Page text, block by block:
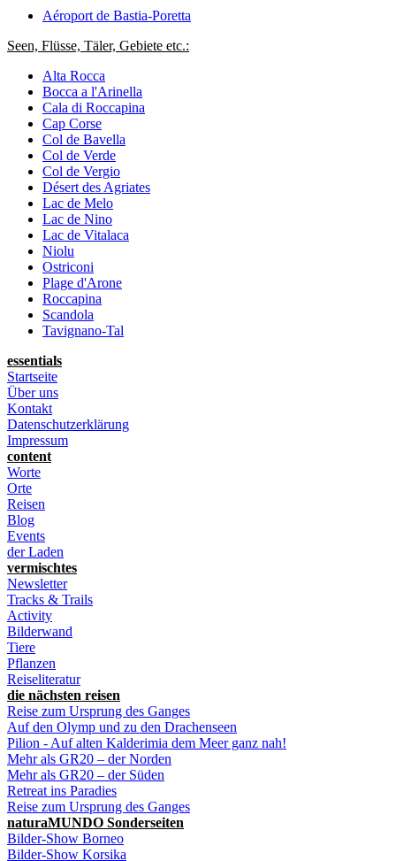
Aéroport de Bastia-Poretta
Seen, Flüsse, Täler, Gebiete etc.:
Alta Rocca
Bocca a l'Arinella
Cala di Roccapina
Cap Corse
Col de Bavella
Col de Verde
Col de Vergio
Désert des Agriates
Lac de Melo
Lac de Nino
Lac de Vitalaca
Niolu
Ostriconi
Plage d'Arone
Roccapina
Scandola
Tavignano-Tal
essentials
Startseite
Über uns
Kontakt
Datenschutzerklärung
Impressum
content
Worte
Orte
Reisen
Blog
Events
der Laden
vermischtes
Newsletter
Tracks & Trails
Activity
Bilderwand
Tiere
Pflanzen
Reiseliteratur
die nächsten reisen
Reise zum Ursprung des Ganges
Auf den Olymp und zu den Drachenseen
Pilion - Auf alten Kalderimia dem Meer ganz nah!
Mehr als GR20 – der Norden
Mehr als GR20 – der Süden
Retreat ins Paradies
Reise zum Ursprung des Ganges
naturaMUNDO Sonderseiten
Bilder-Show Borneo
Bilder-Show Korsika